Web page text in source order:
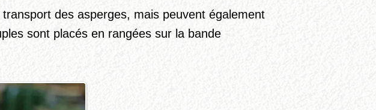
des asperges, mais peuvent également
sont placés en rangées sur la bande